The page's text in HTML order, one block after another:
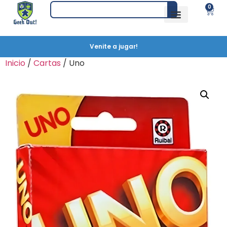
0
Venite a jugar!
Inicio / Cartas / Uno